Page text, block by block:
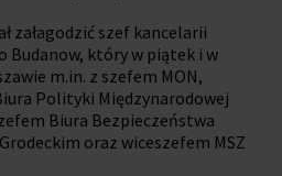
załagodzić szef kancelarii
Budanow, który w piątek i w
m.in. z szefem MON,
Polityki Międzynarodowej
Biura Bezpieczeństwa
oraz wiceszefem MSZ